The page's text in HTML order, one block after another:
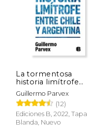
La tormentosa
historia limítrofe
entre Chile y
Argentina
Guillermo Parvex
(12)
Ediciones B, 2022, Tapa
Blanda, Nuevo